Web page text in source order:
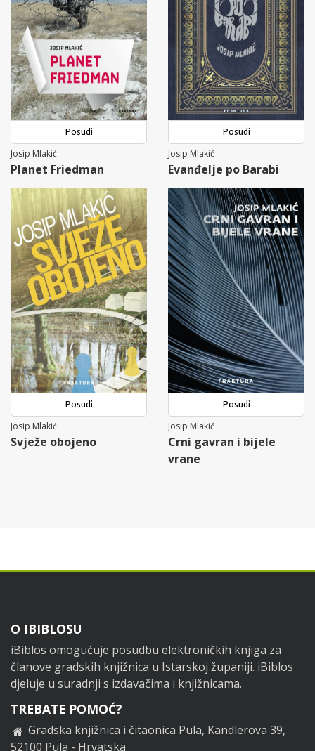
Posudi
Josip Mlakić
Planet Friedman
Posudi
Josip Mlakić
Evanđelje po Barabi
Posudi
Josip Mlakić
Svježe obojeno
Posudi
Josip Mlakić
Crni gavran i bijele
vrane
Footer
O IBIBLOSU
iBiblos omogućuje posudbu elektroničkih knjiga za
članove gradskih knjižnica u Istarskoj županiji. iBiblos
djeluje u suradnji s izdavačima i knjižnicama.
TREBATE POMOĆ?
Gradska knjižnica i čitaonica Pula, Kandlerova 39,
52100 Pula - Hrvatska